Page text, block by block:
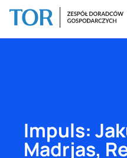
Impuls:
Madrjas,